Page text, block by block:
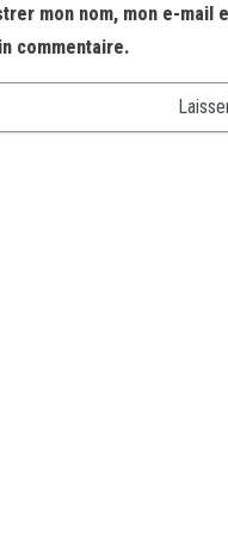
mon nom, mon e-mail
commentaire.